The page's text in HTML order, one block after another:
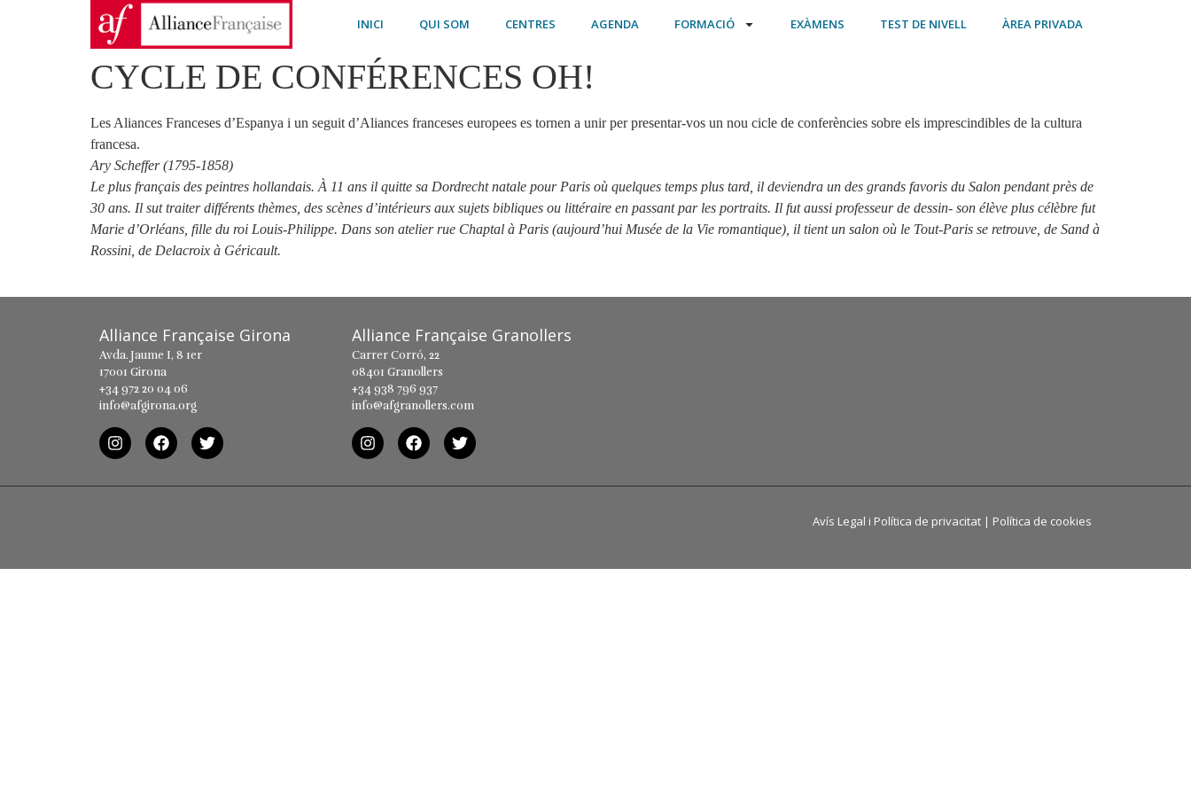
INICI QUI SOM CENTRES AGENDA FORMACIÓ EXÀMENS TEST DE NIVELL ÀREA PRIVADA
CYCLE DE CONFÉRENCES OH!
Les Aliances Franceses d’Espanya i un seguit d’Aliances franceses europees es tornen a unir per presentar-vos un nou cicle de conferències sobre els imprescindibles de la cultura
francesa.
Ary Scheffer (1795-1858)
Le plus français des peintres hollandais. À 11 ans il quitte sa Dordrecht natale pour Paris où quelques temps plus tard, il deviendra un des grands favoris du Salon pendant près de
30 ans. Il sut traiter différents thèmes, des scènes d’intérieurs aux sujets bibliques ou littéraire en passant par les portraits. Il fut aussi professeur de dessin- son élève plus célèbre fut
Marie d’Orléans, fille du roi Louis-Philippe. Dans son atelier rue Chaptal à Paris (aujourd’hui Musée de la Vie romantique), il tient un salon où le Tout-Paris se retrouve, de Sand à
Rossini, de Delacroix à Géricault.
Alliance Française Girona
Avda. Jaume I, 8 1er
17001 Girona
+34 972 20 04 06
info@afgirona.org
Alliance Française Granollers
Carrer Corró, 22
08401 Granollers
+34 938 796 937
info@afgranollers.com
Avís Legal i Política de privacitat | Política de cookies